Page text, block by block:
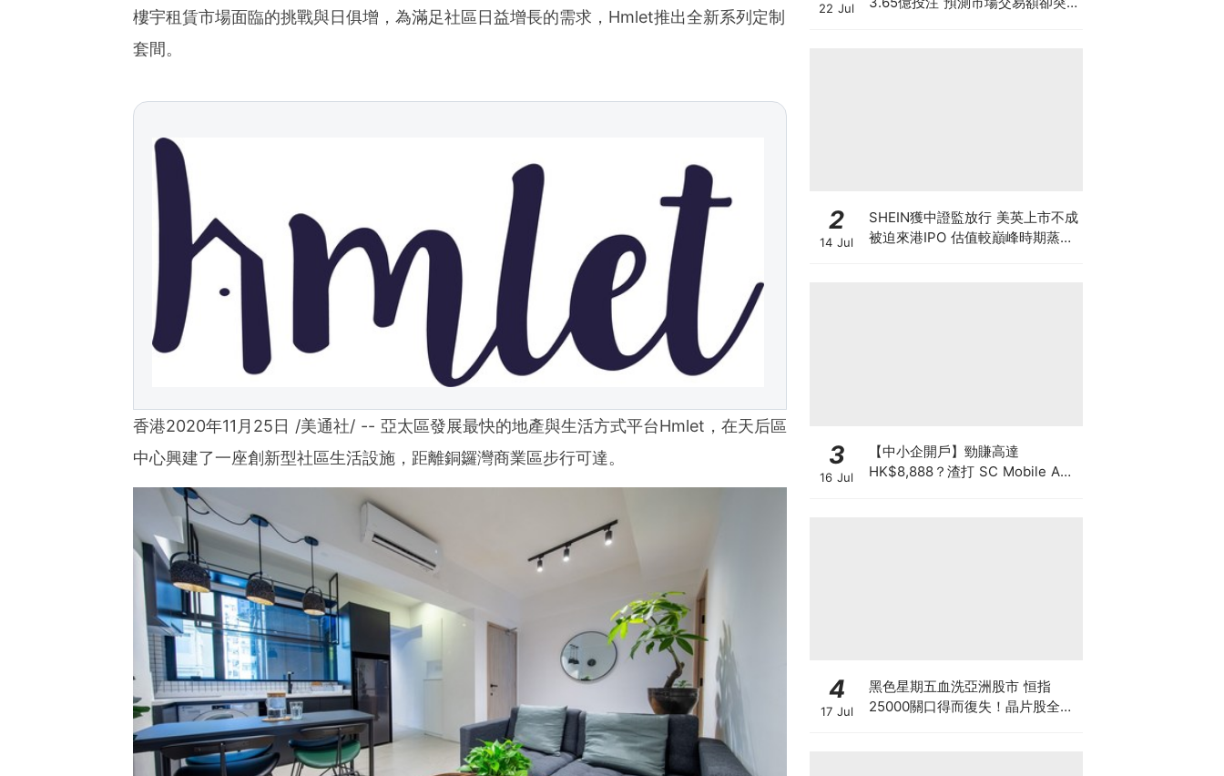
marketers, corporate communicators and investor relations professionals le
verage to engage key audiences. Having pioneered the commercial news di
d's largest multi-channel content distribution and optimization network with
樓宇租賃市場面臨的挑戰與日俱增，為滿足社區日益增長的需求，Hmlet推出全新系列定制
套間。
香港2020年11月25日 /美通社/ -- 亞太區發展最快的地產與生活方式平台Hmlet，在天后區
中心興建了一座創新型社區生活設施，距離銅鑼灣商業區步行可達。
22 Jul
2
14 Jul
SHEIN獲中證監放行 美英上市不成
被迫來港IPO 估值較巔峰時期蒸發
3
16 Jul
【中小企開戶】勁賺高達
HK$8,888？渣打 SC Mobile App
4
17 Jul
黑色星期五血洗亞洲股市 恒指
25000關口得而復失！晶片股全線